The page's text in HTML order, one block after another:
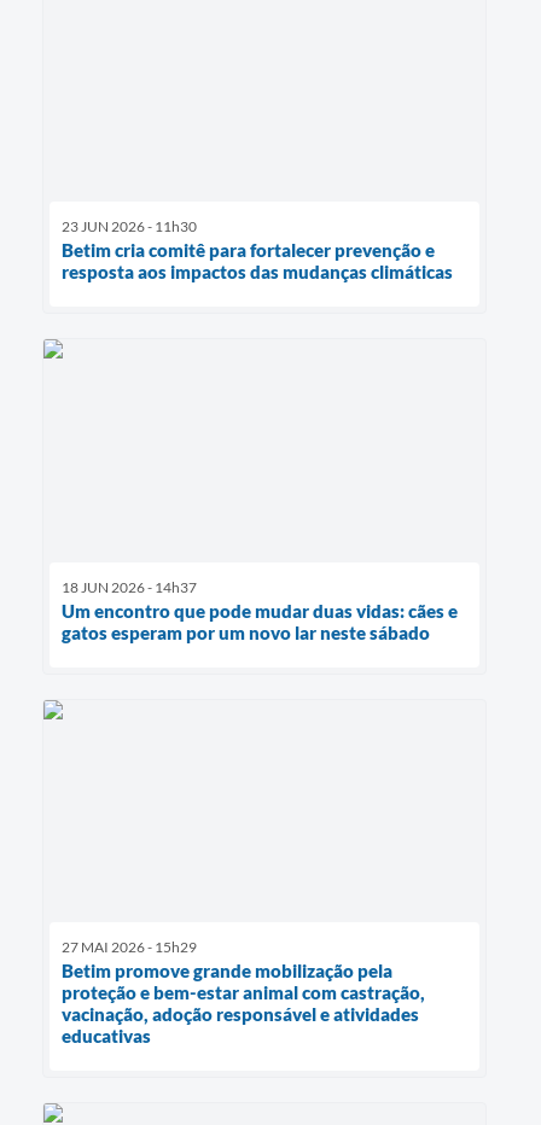
23 JUN 2026 - 11h30
Betim cria comitê para fortalecer prevenção e
resposta aos impactos das mudanças climáticas
18 JUN 2026 - 14h37
Um encontro que pode mudar duas vidas: cães e
gatos esperam por um novo lar neste sábado
27 MAI 2026 - 15h29
Betim promove grande mobilização pela
proteção e bem-estar animal com castração,
vacinação, adoção responsável e atividades
educativas